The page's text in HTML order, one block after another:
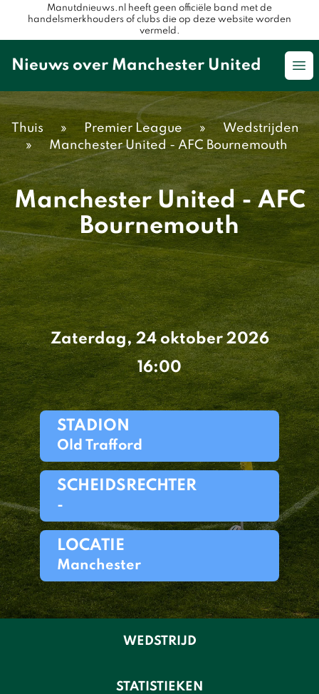
Manutdnieuws.nl heeft geen officiële band met de
handelsmerkhouders of clubs die op deze website worden
vermeld.
Nieuws over Manchester United
Thuis » Premier League »
Wedstrijden
»
Manchester United - AFC Bournemouth
Manchester United - AFC
Bournemouth
Zaterdag, 24 oktober 2026
16:00
STADION
Old Trafford
SCHEIDSRECHTER
-
LOCATIE
Manchester
WEDSTRIJD
STATISTIEKEN